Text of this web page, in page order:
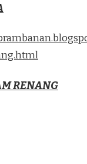
RENANG